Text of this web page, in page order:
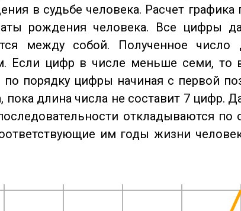
в судьбе человека. Расчет графика
рождения человека. Все цифры
между собой. Полученное
Если цифр в числе меньше семи, то
по порядку цифры начиная с первой
пока длина числа не составит 7 цифр.
откладываются по
им годы жизни